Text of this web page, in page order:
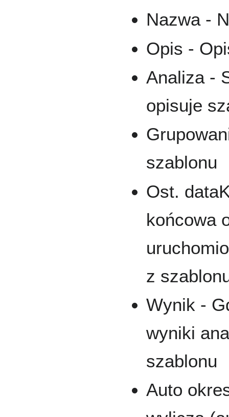
Nazwa -
Opis -
Analiza -
opisuje
szablonu
Ost.
końcowa
z
Wynik -
wyniki
szablonu
Auto